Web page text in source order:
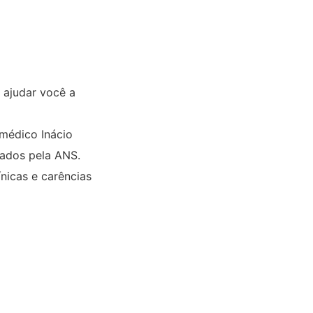
você a
Inácio
pela ANS.
e carências